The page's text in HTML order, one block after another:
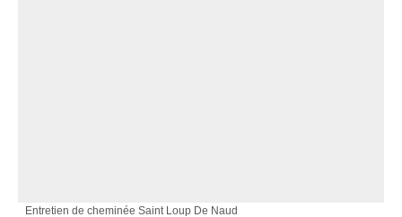
Entretien de cheminée Saint Loup De Naud